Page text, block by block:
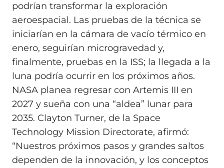
podrían transformar la exploración
aeroespacial. Las pruebas de la técnica se
iniciarían en la cámara de vacío térmico en
enero, seguirían microgravedad y,
finalmente, pruebas en la ISS; la llegada a la
luna podría ocurrir en los próximos años.
NASA planea regresar con Artemis III en
2027 y sueña con una “aldea” lunar para
2035. Clayton Turner, de la Space
Technology Mission Directorate, afirmó:
“Nuestros próximos pasos y grandes saltos
dependen de la innovación, y los conceptos